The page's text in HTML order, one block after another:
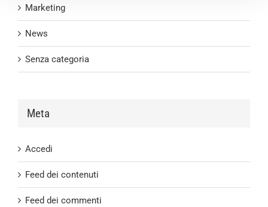
Marketing
News
Senza categoria
Meta
Accedi
Feed dei contenuti
Feed dei commenti